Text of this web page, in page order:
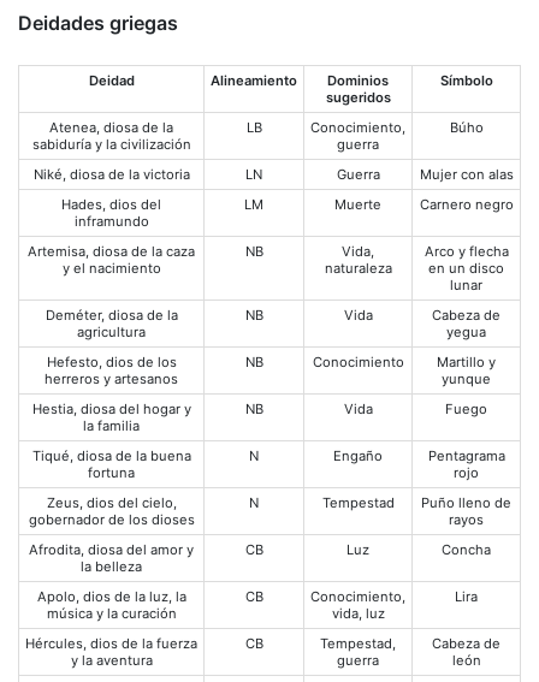
Deidades griegas
Deidad Alineamiento
Dominios
sugeridos
Símbolo
Atenea, diosa de la
sabiduría y la civilización
LB
Conocimiento,
guerra
Búho
Niké, diosa de la victoria LN Guerra
Mujer con alas
Hades, dios del
inframundo
LM Muerte Carnero negro
Artemisa, diosa de la caza
y el nacimiento
NB
Vida,
naturaleza
Arco y flecha
en un disco
lunar
Deméter, diosa de la
agricultura
NB Vida
Cabeza de
yegua
Hefesto, dios de los
herreros y artesanos
NB Conocimiento
Martillo y
yunque
Hestia, diosa del hogar y
la familia
NB Vida Fuego
Tiqué, diosa de la buena
fortuna
N Engaño
Pentagrama
rojo
Zeus, dios del cielo,
gobernador de los dioses
N Tempestad
Puño lleno de
rayos
Afrodita, diosa del amor y
la belleza
CB Luz Concha
Apolo, dios de la luz, la
música y la curación
CB
Conocimiento,
vida, luz
Lira
Hércules, dios de la fuerza
y la aventura
CB
Tempestad,
guerra
Cabeza de
león